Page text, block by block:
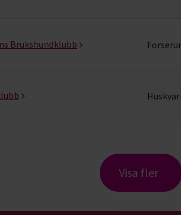
Brukshundklubb
Visa fler